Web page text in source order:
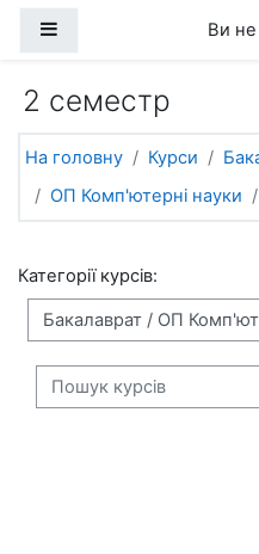
Ви не
2 семестр
На головну Курси
ОП Комп'ютерні науки
Категорії курсів:
Пошук курсів